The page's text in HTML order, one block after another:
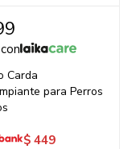
con
Carda
para Perros
$ 449